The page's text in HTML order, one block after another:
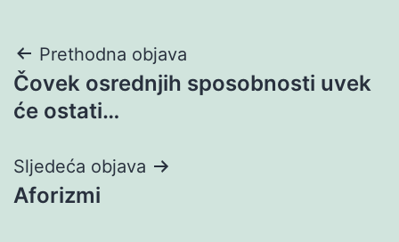
Navigacija
objava
Prethodna objava
Čovek osrednjih sposobnosti uvek
će ostati…
Sljedeća objava
Aforizmi